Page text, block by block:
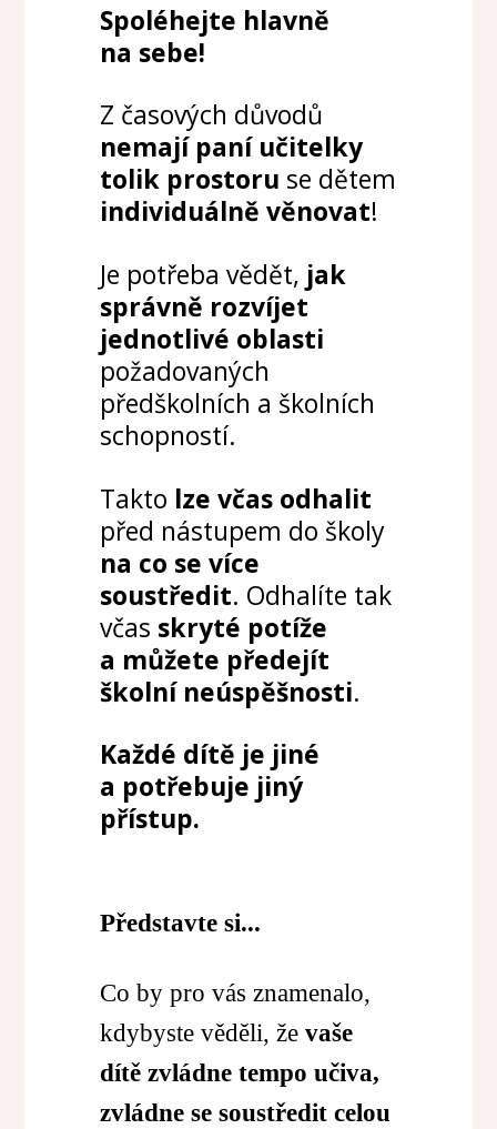
Spoléhejte hlavně
na sebe!
Z časových důvodů
nemají paní učitelky
tolik prostoru se dětem
individuálně věnovat!
Je potřeba vědět, jak
správně rozvíjet
jednotlivé oblasti
požadovaných
předškolních a školních
schopností.
Takto lze včas odhalit
před nástupem do školy
na co se více
soustředit. Odhalíte tak
včas skryté potíže
a můžete předejít
školní neúspěšnosti.
Každé dítě je jiné
a potřebuje jiný
přístup.
Představte si...
Co by pro vás znamenalo,
kdybyste věděli, ževaše
dítě zvládne tempo učiva,
zvládne sesoustředit celou